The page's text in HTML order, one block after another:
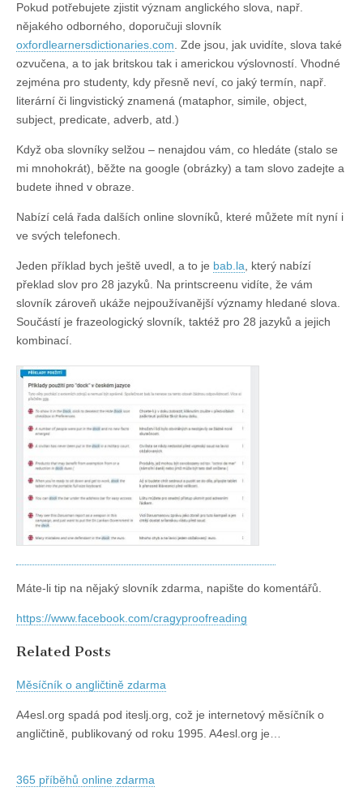
Pokud potřebujete zjistit význam anglického slova, např.
nějakého odborného, doporučuji slovník
oxfordlearnersdictionaries.com . Zde jsou, jak uvidíte, slova také
ozvučena, a to jak britskou tak i americkou výslovností. Vhodné
zejména pro studenty, kdy přesně neví, co jaký termín, např.
literární či lingvistický znamená (mataphor, simile, object,
subject, predicate, adverb, atd.)
Když oba slovníky selžou – nenajdou vám, co hledáte (stalo se
mi mnohokrát), běžte na google (obrázky) a tam slovo zadejte a
budete ihned v obraze.
Nabízí celá řada dalších online slovníků, které můžete mít nyní i
ve svých telefonech.
Jeden příklad bych ještě uvedl, a to je bab.la , který nabízí
překlad slov pro 28 jazyků. Na printscreenu vidíte, že vám
slovník zároveň ukáže nejpoužívanější významy hledané slova.
Součástí je frazeologický slovník, taktéž pro 28 jazyků a jejich
kombinací.
Máte-li tip na nějaký slovník zdarma, napište do komentářů.
https://www.facebook.com/cragyproofreading
Related Posts
Měsíčník o angličtině zdarma
A4esl.org spadá pod iteslj.org, což je internetový měsíčník o
angličtině, publikovaný od roku 1995. A4esl.org je…
365 příběhů online zdarma